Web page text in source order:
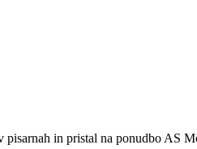
in pristal na ponudbo AS